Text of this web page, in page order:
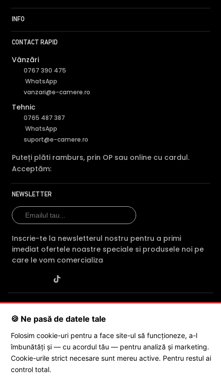
INFO
CONTACT RAPID
Vânzări
0767 390 475
WhatsApp
vanzari@e-camere.ro
Tehnic
0765 487 387
WhatsApp
suport@e-camere.ro
Puteți plăti ramburs, prin OP sau online cu cardul.
Acceptăm:
NEWSLETTER
Inscrie-te la newsletterul nostru pentru a primi
imediat ofertele noastre speciale si produsele noi pe
care le vom comercializa
SC POLITES ONLINE SRL· CUI:RO34846331· Reg. Com.:
J2015001227161· Capital social: 200 RON · Sediu: Str. Petrache
Poenaru, Nr. 1, Craiova, Jud. Dolj ·
© 2026 SC POLITES ONLINE SRL
🍪 Ne pasă de datele tale
Folosim cookie-uri pentru a face site-ul să funcționeze, a-l
îmbunătăți și — cu acordul tău — pentru analiză și marketing.
Cookie-urile strict necesare sunt mereu active. Pentru restul ai
control total.